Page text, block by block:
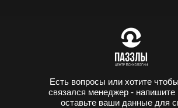
Есть вопросы или хотите
связался менеджер - напишите
оставьте ваши данные для